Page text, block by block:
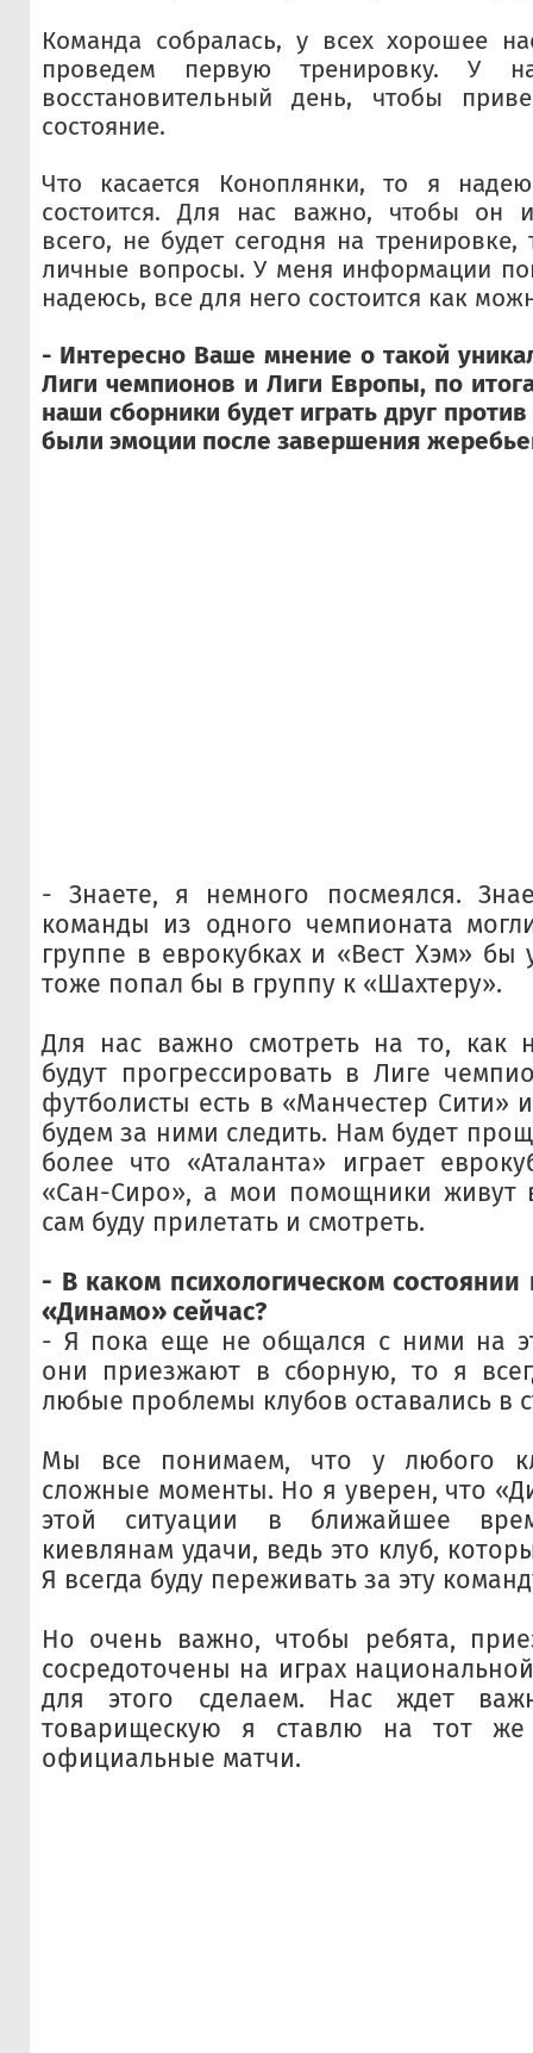
Команда собралась, у всех хорошее
проведем первую тренировку. У
восстановительный день, чтобы
состояние.
Что касается Коноплянки, то я
состоится. Для нас важно, чтобы он
всего, не будет сегодня на
личные вопросы. У меня информации
надеюсь, все для него состоится как
- Интересно Ваше мнение о такой
Лиги чемпионов и Лиги Европы, по
наши сборники будет играть друг
были эмоции после завершения
- Знаете, я немного посмеялся.
команды из одного чемпионата
группе в еврокубках и «Вест Хэм» бы
тоже попал бы в группу к «Шахтеру».
Для нас важно смотреть на то, как
будут прогрессировать в Лиге
футболисты есть в «Манчестер Сити»
будем за ними следить. Нам будет
более что «Аталанта» играет
«Сан-Сиро», а мои помощники
сам буду прилетать и смотреть.
- В каком психологическом состоянии
«Динамо» сейчас?
- Я пока еще не общался с ними на
они приезжают в сборную, то я
любые проблемы клубов оставались в
Мы все понимаем, что у любого
сложные моменты. Но я уверен, что
этой ситуации в ближайшее
киевлянам удачи, ведь это клуб,
Я всегда буду переживать за эту
Но очень важно, чтобы ребята,
сосредоточены на играх
для этого сделаем. Нас ждет
товарищескую я ставлю на тот
официальные матчи.